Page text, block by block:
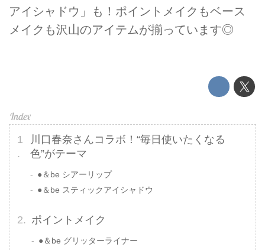
アイシャドウ」も！ポイントメイクもベース
メイクも沢山のアイテムが揃っています◎
川口春奈さんコラボ！“毎日使いたくなる
色”がテーマ
●＆be シアーリップ
●＆be スティックアイシャドウ
ポイントメイク
●＆be グリッターライナー